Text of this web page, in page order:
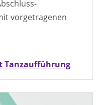
vorgetragenen
Tanzaufführung